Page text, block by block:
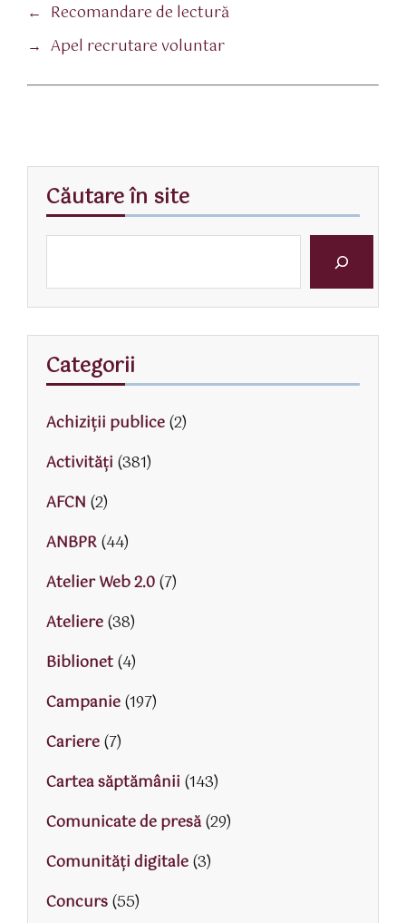
← Recomandare de lectură
→ Apel recrutare voluntar
Căutare în site
Categorii
Achiziții publice(2)
Activităţi (381)
AFCN (2)
ANBPR(44)
Atelier Web 2.0(7)
Ateliere(38)
Biblionet(4)
Campanie(197)
Cariere(7)
Cartea săptămânii (143)
Comunicate de presă(29)
Comunități digitale(3)
Concurs(55)